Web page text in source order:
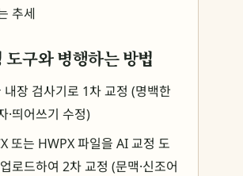
추세
구와 병행하는 방법
내장 검사기로 1차 교정 (명백한
·띄어쓰기 수정)
또는 HWPX 파일을 AI 교정 도
로드하여 2차 교정 (문맥·신조어